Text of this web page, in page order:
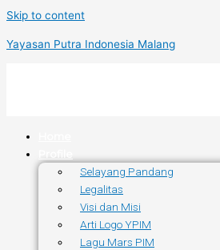
Skip to content
Yayasan Putra Indonesia Malang
Selayang Pandang
Legalitas
Visi dan Misi
Arti Logo YPIM
Lagu Mars PIM